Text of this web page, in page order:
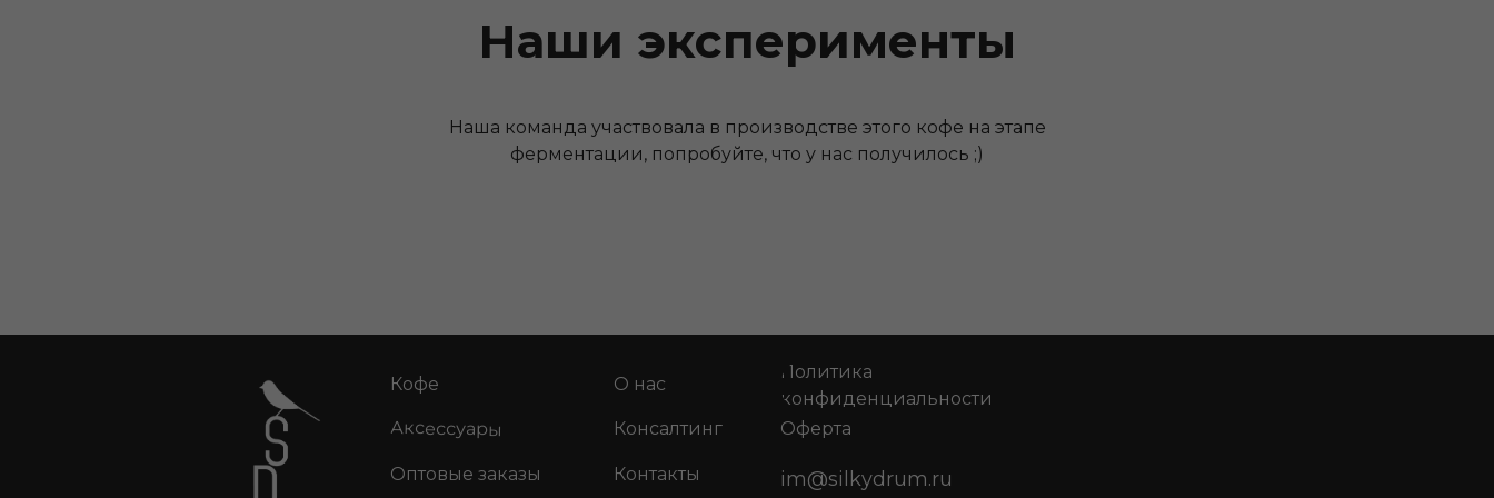
Наши эксперименты
Наша команда участвовала в производстве этого кофе на этапе
ферментации, попробуйте, что у нас получилось ;)
im@silkydrum.ru
Кофе
Оптовые заказы
Консалтинг
О нас
Контакты
Аксессуары Оферта
Политика
конфиденциальности